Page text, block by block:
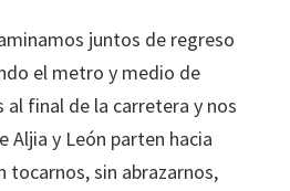
juntos de regreso
el metro y medio de
final de la carretera y nos
Aljia y León parten hacia
tocarnos, sin abrazarnos,